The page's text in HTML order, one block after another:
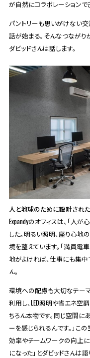
が自然にコラボレーションで
パントリーも思いがけない交
話が始まる。そんなつながり
ダビッドさんは話します。
人と地球のために設計され
Expandyのオフィスは、「人
した。明るい照明、座り心地
境を整えています。「満員電
地がよければ、仕事にも集中
ん。
環境への配慮も大切なテー
利用し、LED照明や省エネ空
ちろん本物です。同じ空間に
ーを感じられるんです。」こ
効率やチームワークの向上
になった」とダビッドさんは語